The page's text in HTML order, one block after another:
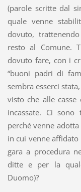
(parole scritte dal
quale venne
dovuto,
resto al Comune.
dovuto fare, con i
“buoni padri di
sembra esserci stata,
visto che alle
incassate. Ci
perché venne
in cui venne
gara a procedura
ditte e per la
Duomo)?